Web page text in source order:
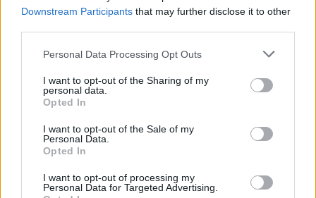
Downstream Participants that may further disclose it to other
Personal Data Processing Opt Outs
I want to opt-out of the Sharing of my
personal data.
Opted In
I want to opt-out of the Sale of my
Personal Data.
Opted In
I want to opt-out of processing my
Personal Data for Targeted Advertising.
Ισχυρές επίγειες δυνάμεις της
για τον άμεσο περιορισμό της φωτιάς
στο Στεφάνι Κορίνθου.
Απόψε τα δοκιμαστικά
Καλαμαριά ‑ Τι προβλέπεται για
Ο υφυπουργός Υποδομών Νίκος Ταχιάος
εξήγησε γιατί τα πρώτα δρομολόγια θα